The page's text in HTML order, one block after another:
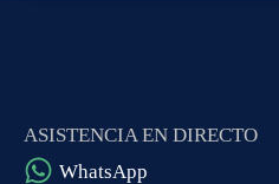
ASISTENCIA EN DIRECTO
WhatsApp